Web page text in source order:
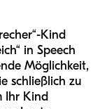
Kind
in Speech
Möglichkeit,
schließlich zu
Ihr Kind